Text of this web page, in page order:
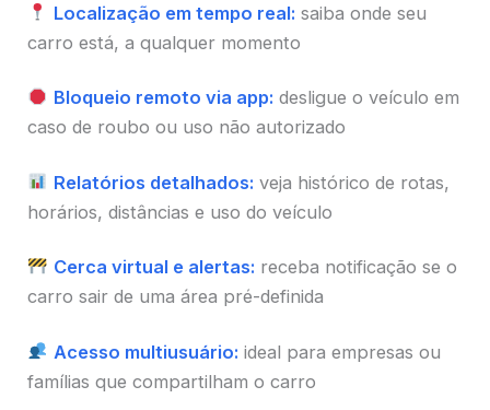
Localização em tempo real: saiba onde seu
carro está, a qualquer momento
Bloqueio remoto via app: desligue o veículo em
caso de roubo ou uso não autorizado
Relatórios detalhados: veja histórico de rotas,
horários, distâncias e uso do veículo
Cerca virtual e alertas: receba notificação se o
carro sair de uma área pré-definida
Acesso multiusuário: ideal para empresas ou
famílias que compartilham o carro